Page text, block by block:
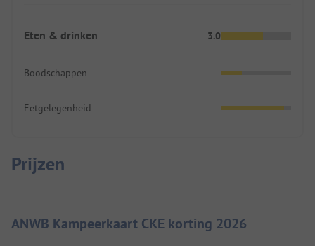
Eten & drinken 3.0
Boodschappen
Eetgelegenheid
Prijzen
ANWB Kampeerkaart CKE korting 2026